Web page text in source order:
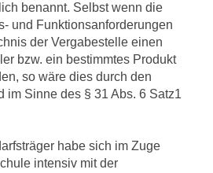
benannt. Selbst wenn die
und Funktionsanforderungen
der Vergabestelle einen
bzw. ein bestimmtes Produkt
so wäre dies durch den
im Sinne des § 31 Abs. 6 Satz1
habe sich im Zuge
intensiv mit der